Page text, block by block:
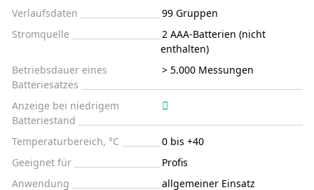
Verlaufsdaten
99 Gruppen
Stromquelle
2 AAA-Batterien (nicht
enthalten)
Betriebsdauer eines
Batteriesatzes
> 5.000 Messungen
Anzeige bei niedrigem
Batteriestand
Temperaturbereich, °C
0 bis +40
Geeignet für
Profis
Anwendung
allgemeiner Einsatz